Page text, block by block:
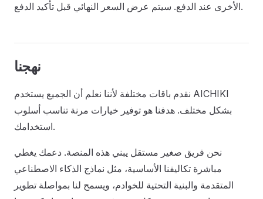
الأخرى عند الدفع. سيتم عرض السعر النهائي قبل تأكيد الدفع.
نهجنا
نقدم باقات مختلفة لأننا نعلم أن الجميع يستخدم AICHIKI
بشكل مختلف. هدفنا هو توفير خيارات مرنة تناسب أسلوب
استخدامك.
نحن فريق صغير مستقل يبني هذه المنصة. دعمك يغطي
مباشرة تكاليفنا الأساسية، مثل نماذج الذكاء الاصطناعي
المتقدمة والبنية التحتية للخوادم، ويسمح لنا بمواصلة تطوير